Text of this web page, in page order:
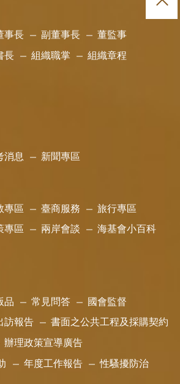
事長 副董事長 董監事
長 組織職掌 組織章程
消息 新聞專區
專區 臺商服務 旅行專區
專區 兩岸會談 海基會小百科
品 常見問答 國會監督
訪報告 書面之公共工程及採購契約
辦理政策宣導廣告
年度工作報告 性騷擾防治